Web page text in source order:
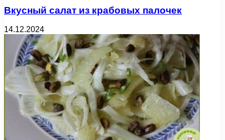
Вкусный салат из крабовых палочек
14.12.2024